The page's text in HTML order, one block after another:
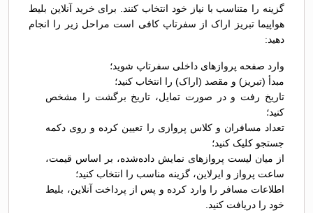
گزینه را متناسب با نیاز خود انتخاب کنند. برای خرید آنلاین بلیط
هواپیما تبریز اراک از سفرتاپ کافی است مراحل زیر را انجام
دهید:
وارد صفحه پروازهای داخلی سفرتاپ شوید؛
مبدأ (تبریز) و مقصد (اراک) را انتخاب کنید؛
تاریخ رفت و در صورت تمایل، تاریخ برگشت را مشخص
کنید؛
تعداد مسافران و کلاس پروازی را تعیین کرده و روی دکمه
جستجو کلیک کنید؛
از میان لیست پروازهای نمایش داده‌شده، بر اساس قیمت،
ساعت پرواز و ایرلاین، گزینه مناسب را انتخاب کنید؛
اطلاعات مسافر را وارد کرده و پس از پرداخت آنلاین، بلیط
خود را دریافت کنید.